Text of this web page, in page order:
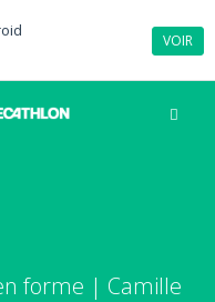
VOIR
forme | Camille